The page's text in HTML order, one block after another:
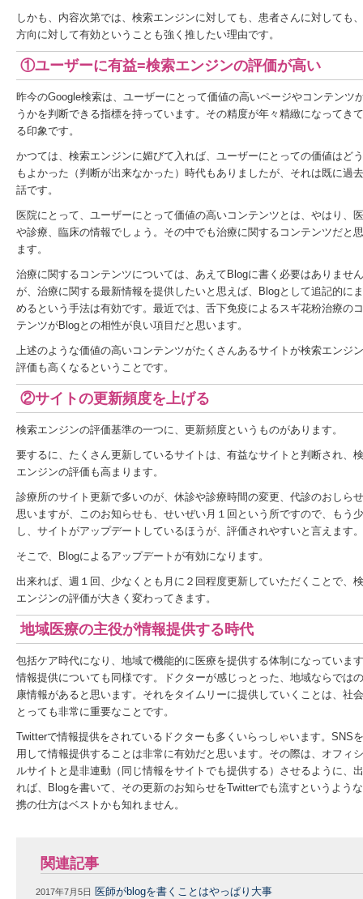
しかも、内容次第では、検索エンジンに対しても、患者さんに対しても
方向に対して有効ということも強く推したい理由です。
①ユーザーに有益=検索エンジンの評価が高い
昨今のGoogle検索は、ユーザーにとって価値の高いページやコンテンツ
うかを判断できる指標を持っています。その精度が年々精緻になってき
る印象です。
かつては、検索エンジンに媚びて入れば、ユーザーにとっての価値はど
もよかった（判断が出来なかった）時代もありましたが、それは既に過
話です。
医院にとって、ユーザーにとって価値の高いコンテンツとは、やはり、
や診療、臨床の情報でしょう。その中でも治療に関するコンテンツだと
ます。
治療に関するコンテンツについては、あえてBlogに書く必要はありません
が、治療に関する最新情報を提供したいと思えば、Blogとして追記的に
めるという手法は有効です。最近では、舌下免疫によるスギ花粉治療の
テンツがBlogとの相性が良い項目だと思います。
上述のような価値の高いコンテンツがたくさんあるサイトが検索エンジ
評価も高くなるということです。
②サイトの更新頻度を上げる
検索エンジンの評価基準の一つに、更新頻度というものがあります。
要するに、たくさん更新しているサイトは、有益なサイトと判断され、
エンジンの評価も高まります。
診療所のサイト更新で多いのが、休診や診療時間の変更、代診のおしら
思いますが、このお知らせも、せいぜい月１回という所ですので、もう少
し、サイトがアップデートしているほうが、評価されやすいと言えます。
そこで、Blogによるアップデートが有効になります。
出来れば、週１回、少なくとも月に２回程度更新していただくことで、
エンジンの評価が大きく変わってきます。
地域医療の主役が情報提供する時代
包括ケア時代になり、地域で機能的に医療を提供する体制になっていま
情報提供についても同様です。ドクターが感じっとった、地域ならでは
康情報があると思います。それをタイムリーに提供していくことは、社
とっても非常に重要なことです。
Twitterで情報提供をされているドクターも多くいらっしゃいます。SNS
用して情報提供することは非常に有効だと思います。その際は、オフィ
ルサイトと是非連動（同じ情報をサイトでも提供する）させるように、
れば、Blogを書いて、その更新のお知らせをTwitterでも流すというよう
携の仕方はベストかも知れません。
関連記事
2017年7月5日 医師がblogを書くことはやっぱり大事